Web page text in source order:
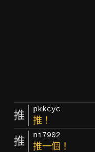
推 pkkcyc
推！
推 ni7902
推一個！